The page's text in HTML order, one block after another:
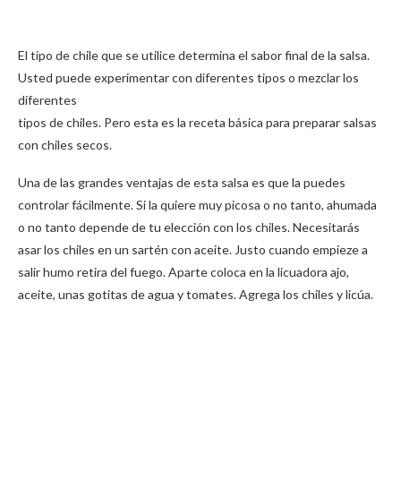
El tipo de chile que se utilice determina el sabor final de la salsa.
Usted puede experimentar con diferentes tipos o mezclar los
diferentes
tipos de chiles. Pero esta es la receta básica para preparar salsas
con chiles secos.
Una de las grandes ventajas de esta salsa es que la puedes
controlar fácilmente. Si la quiere muy picosa o no tanto, ahumada
o no tanto depende de tu elección con los chiles. Necesitarás
asar los chiles en un sartén con aceite. Justo cuando empieze a
salir humo retira del fuego. Aparte coloca en la licuadora ajo,
aceite, unas gotitas de agua y tomates. Agrega los chiles y licúa.